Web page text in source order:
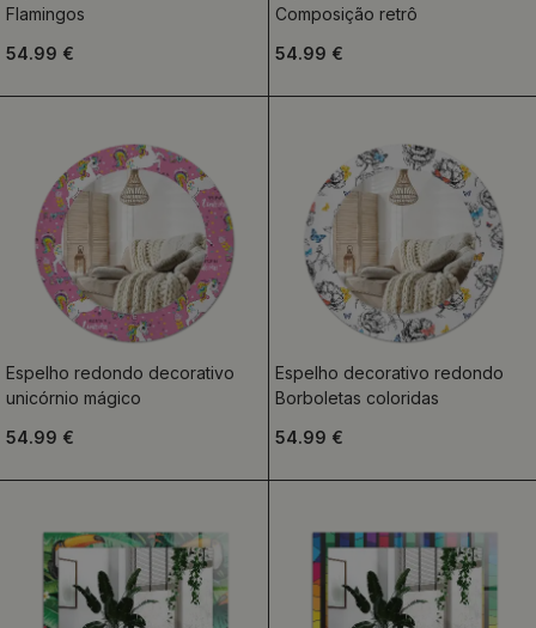
Flamingos
54.99 €
Composição retrô
54.99 €
Espelho redondo decorativo
unicórnio mágico
54.99 €
Espelho decorativo redondo
Borboletas coloridas
54.99 €